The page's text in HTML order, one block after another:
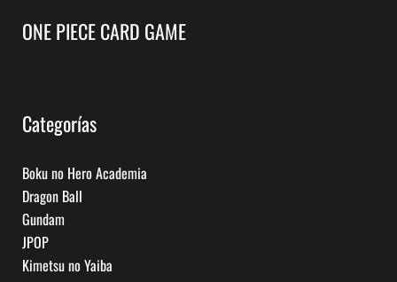
ONE PIECE CARD GAME
Categorías
Boku no Hero Academia
Dragon Ball
Gundam
JPOP
Kimetsu no Yaiba